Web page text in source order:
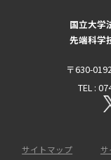
国立大学
先端科学
〒630-
TEL :
サイトマップ サ